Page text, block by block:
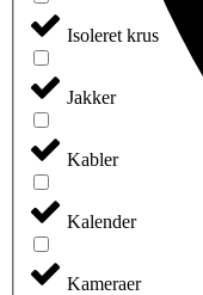
Isoleret krus
Jakker
Kabler
Kalender
Kameraer